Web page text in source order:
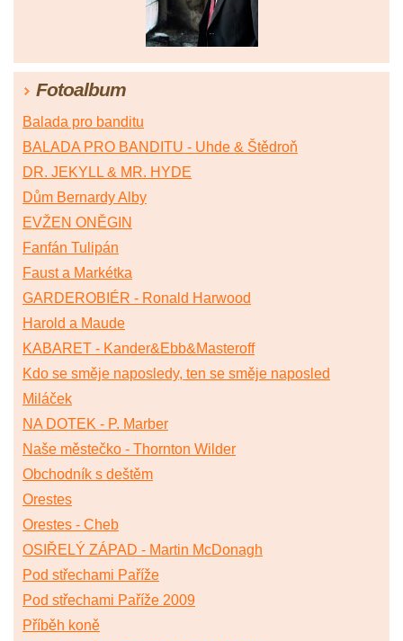
Fotoalbum
Balada pro banditu
BALADA PRO BANDITU - Uhde & Štědroň
DR. JEKYLL & MR. HYDE
Dům Bernardy Alby
EVŽEN ONĚGIN
Fanfán Tulipán
Faust a Markétka
GARDEROBIÉR - Ronald Harwood
Harold a Maude
KABARET - Kander&Ebb&Masteroff
Kdo se směje naposledy, ten se směje naposled
Miláček
NA DOTEK - P. Marber
Naše městečko - Thornton Wilder
Obchodník s deštěm
Orestes
Orestes - Cheb
OSIŘELÝ ZÁPAD - Martin McDonagh
Pod střechami Paříže
Pod střechami Paříže 2009
Příběh koně